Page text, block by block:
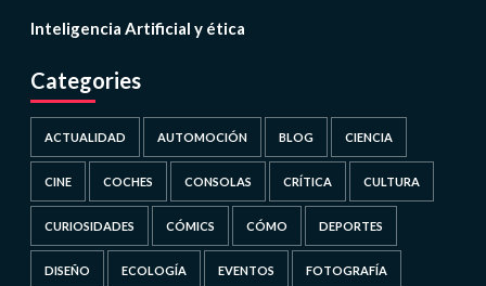
Inteligencia Artificial y ética
Categories
ACTUALIDAD AUTOMOCIÓN BLOG CIENCIA
CINE COCHES CONSOLAS CRÍTICA CULTURA
CURIOSIDADES CÓMICS CÓMO DEPORTES
DISEÑO ECOLOGÍA EVENTOS FOTOGRAFÍA